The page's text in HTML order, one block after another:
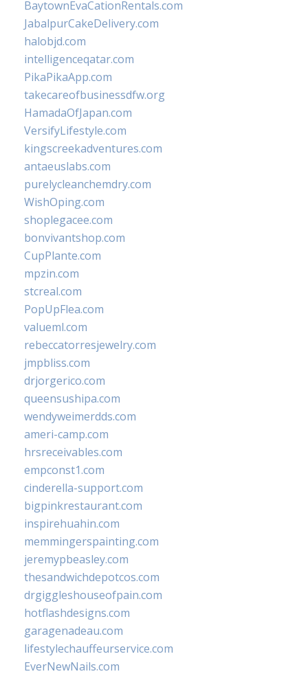
BaytownEvaCationRentals.com
JabalpurCakeDelivery.com
halobjd.com
intelligenceqatar.com
PikaPikaApp.com
takecareofbusinessdfw.org
HamadaOfJapan.com
VersifyLifestyle.com
kingscreekadventures.com
antaeuslabs.com
purelycleanchemdry.com
WishOping.com
shoplegacee.com
bonvivantshop.com
CupPlante.com
mpzin.com
stcreal.com
PopUpFlea.com
valueml.com
rebeccatorresjewelry.com
jmpbliss.com
drjorgerico.com
queensushipa.com
wendyweimerdds.com
ameri-camp.com
hrsreceivables.com
empconst1.com
cinderella-support.com
bigpinkrestaurant.com
inspirehuahin.com
memmingerspainting.com
jeremypbeasley.com
thesandwichdepotcos.com
drgiggleshouseofpain.com
hotflashdesigns.com
garagenadeau.com
lifestylechauffeurservice.com
EverNewNails.com